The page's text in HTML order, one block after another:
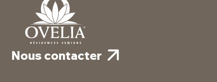
Nous contacter